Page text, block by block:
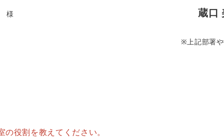
様 蔵口
※上記部署や
役割を教えてください。